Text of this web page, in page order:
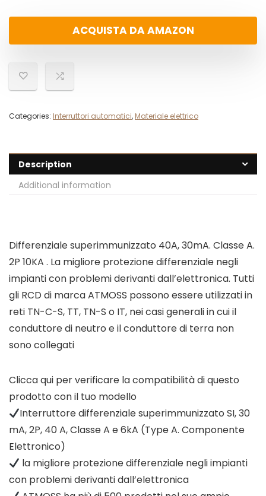
ACQUISTA DA AMAZON
Categories: Interruttori automatici, Materiale elettrico
Description
Additional information
Differenziale superimmunizzato 40A, 30mA. Classe A.
2P 10KA . La migliore protezione differenziale negli
impianti con problemi derivanti dall’elettronica. Tutti
gli RCD di marca ATMOSS possono essere utilizzati in
reti TN-C-S, TT, TN-S o IT, nei casi generali in cui il
conduttore di neutro e il conduttore di terra non
sono collegati
Clicca qui per verificare la compatibilità di questo
prodotto con il tuo modello
Interruttore differenziale superimmunizzato SI, 30
mA, 2P, 40 A, Classe A e 6kA (Type A. Componente
Elettronico)
la migliore protezione differenziale negli impianti
con problemi derivanti dall’elettronica